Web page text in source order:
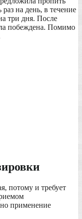
на день, в течение
три дня. После
побеждена. Помимо
потому и требует
применение